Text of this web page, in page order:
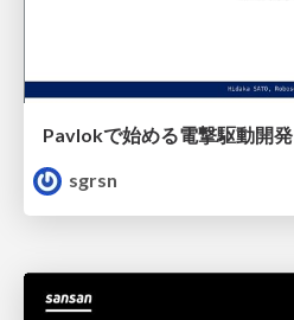
Pavlokで始める電撃駆動開発
sgrsn